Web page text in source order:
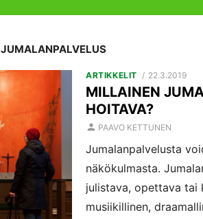
JUMALANPALVELUS
ARTIKKELIT
POSTED
ON
22.3.2019
MILLAINEN
HOITAVA?
AUTHOR
PAAVO KETTUNEN
Jumalanpalvelusta
näkökulmasta.
julistava, opettava tai
musiikillinen,